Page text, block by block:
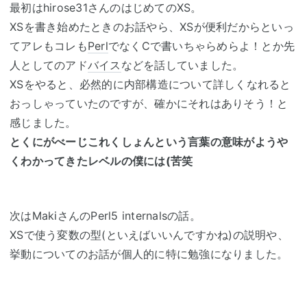
最初はhirose31さんのはじめてのXS。
XSを書き始めたときのお話やら、XSが便利だからといっ
てアレもコレもPerlでなくCで書いちゃらめらよ！とか先
人としてのアドバイス などを話していました。
XSをやると、必然的に内部構造について詳しくなれると
おっしゃっていたのですが、確かにそれはありそう！と
感じました。
とくにがべーじこれくしょんという言葉の意味がようや
くわかってきたレベルの僕には(苦笑
次はMakiさんのPerl5 internalsの話。
XSで使う変数の型(といえばいいんですかね)の説明や、
挙動についてのお話が個人的に特に勉強になりました。